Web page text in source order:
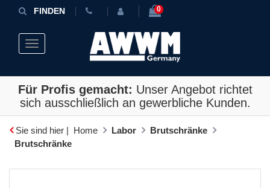
FINDEN 0
Toggle navigation
Für Profis gemacht: Unser Angebot richtet
sich ausschließlich an gewerbliche Kunden.
Sie sind hier | Home Labor
Brutschränke
Brutschränke